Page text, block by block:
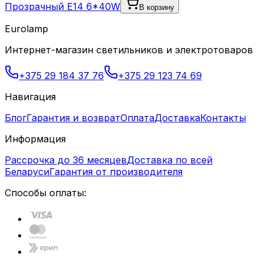
Прозрачный E14 6*40W
В корзину
Eurolamp
Интернет-магазин светильников и электротоваров
+375 29 184 37 76
+375 29 123 74 69
Навигация
БлогГарантия и возвратОплатаДоставкаКонтакты
Информация
Рассрочка до 36 месяцевДоставка по всей
БеларусиГарантия от производителя
Способы оплаты: